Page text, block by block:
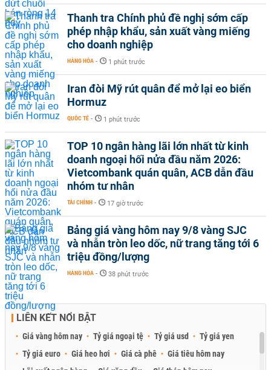
Thanh tra Chính phủ đề nghị sớm cấp
phép nhập khẩu, sản xuất vàng miếng
cho doanh nghiệp
HÀNG HÓA - 1 phút trước
Iran đòi Mỹ rút quân để mở lại eo biển
Hormuz
QUỐC TẾ - 1 phút trước
TOP 10 ngân hàng lãi lớn nhất từ kinh
doanh ngoại hối nửa đầu năm 2026:
Vietcombank quán quân, ACB dẫn đầu
nhóm tư nhân
TÀI CHÍNH - 17 giờ trước
Bảng giá vàng hôm nay 9/8 vàng SJC
và nhẫn tròn leo dốc, nữ trang tăng tới 6
triệu đồng/lượng
HÀNG HÓA - 38 phút trước
LIÊN KẾT NỔI BẬT
Giá vàng hôm nay Tỷ giá ngoại tệ Tỷ giá usd
Tỷ giá yen
Tỷ giá euro
Giá heo hơi Giá cà phê
Giá tiêu hôm nay